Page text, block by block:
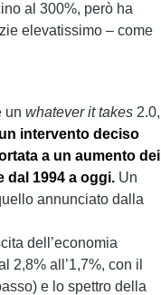
al 300%, però ha
elevatissimo – come
un whatever it takes 2.0,
intervento deciso
a un aumento dei
dal 1994 a oggi. Un
annunciato dalla
dell’economia
2,8% all’1,7%, con il
e lo spettro della